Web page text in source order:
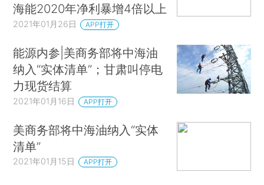
海能2020年净利暴增4倍以上
2021年01月26日 APP打开
能源内参|美商务部将中海油
纳入“实体清单”；甘肃叫停电
力现货结算
2021年01月16日 APP打开
美商务部将中海油纳入“实体
清单”
2021年01月15日 APP打开